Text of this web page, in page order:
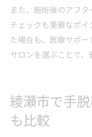
また、施術後のアフ
チェックも重要なポ
た場合も、医療サポ
サロンを選ぶことで、
綾瀬市で手
も比較